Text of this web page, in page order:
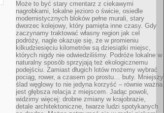
Może to być stary cmentarz z ciekawymi
nagrobkami, lokalne jezioro o świcie, osiedle
modernistycznych bloków pełne murali, stary
dworzec kolejowy, który pamięta inne czasy. Gdy
zaczynamy traktować własny region jak cel
podróży, nagle okazuje się, że w promieniu
kilkudziesięciu kilometrów są dziesiątki miejsc,
których nigdy nie odwiedziliśmy. Podróże lokalne w
naturalny sposób sprzyjają też ekologicznemu
podejściu. Zamiast długich lotów możemy wybrać
pociąg, rower, a czasem po prostu… buty. Mniejszy
ślad węglowy to nie jedyna korzyść – równie ważna
jest głębsza relacja z miejscem. Jadąc powoli,
widzimy więcej: drobne zmiany w krajobrazie,
detale architektoniczne, twarze ludzi spotykanych